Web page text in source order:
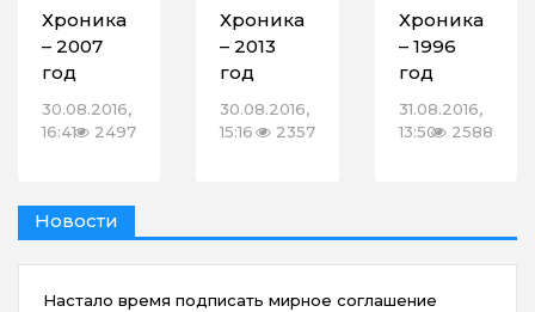
Хроника
– 2007
год
30.08.2016,
16:41
2497
Хроника
– 2013
год
30.08.2016,
15:16
2357
Хроника
– 1996
год
31.08.2016,
13:50 2588
Новости
Настало время подписать мирное соглашение